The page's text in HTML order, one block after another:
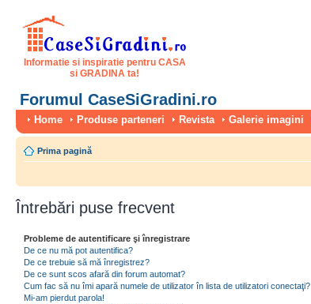
Informatie si inspiratie pentru CASA
si GRADINA ta!
Forumul CaseSiGradini.ro
Home Produse parteneri Revista Galerie imagini
Prima pagină
Întrebări puse frecvent
Probleme de autentificare şi înregistrare
De ce nu mă pot autentifica?
De ce trebuie să mă înregistrez?
De ce sunt scos afară din forum automat?
Cum fac să nu îmi apară numele de utilizator în lista de utilizatori conectaţi?
Mi-am pierdut parola!